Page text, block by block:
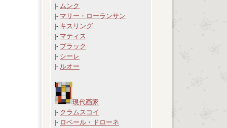
|- ムンク
|- マリー・ローランサン
|- キスリング
|- マティス
|- ブラック
|- シーレ
|- ルオー
現代画家
|- クラムスコイ
|- ロベール・ドローネ